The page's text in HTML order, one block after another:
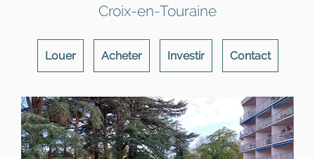
Croix-en-Touraine
Louer Acheter Investir Contact